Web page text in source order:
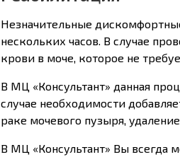
Незначительные
нескольких часов. В случае
крови в моче, которое не
В МЦ «Консультант» данная
случае необходимости
раке мочевого пузыря,
В МЦ «Консультант» Вы всегда